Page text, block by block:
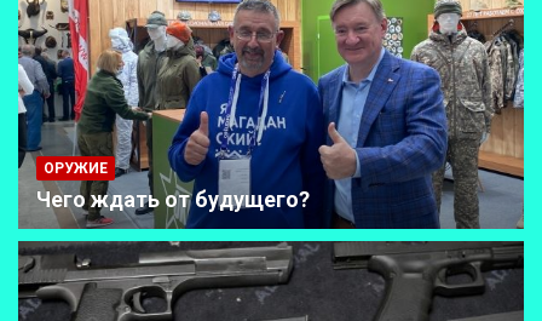
ОРУЖИЕ
Чего ждать от будущего?